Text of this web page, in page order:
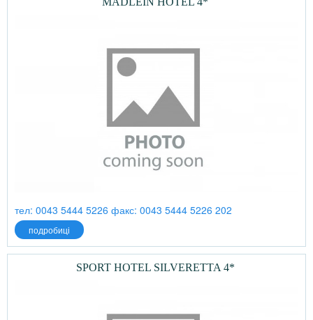
тел: 0043 5444 5226 факс: 0043 5444 5226 202
подробиці
SPORT HOTEL SILVERETTA 4*